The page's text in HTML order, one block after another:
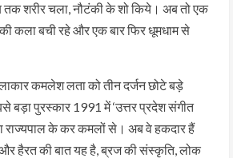
तक शरीर चला, नौटंकी के शो किये। अब तो एक
कला बची रहे और एक बार फिर धूमधाम से
कमलेश लता को तीन दर्जन छोटे बड़े
बड़ा पुरस्कार 1991 में ‘उत्तर प्रदेश संगीत
राज्यपाल के कर कमलों से। अब वे हकदार हैं
हैरत की बात यह है, ब्रज की संस्कृति, लोक